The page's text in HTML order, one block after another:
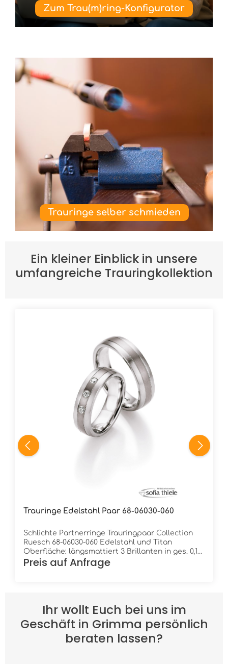
Zum Trau(m)ring-Konfigurator
Trauringe selber schmieden
Ein kleiner Einblick in unsere
umfangreiche Trauringkollektion
Trauringe Edelstahl Paar 68-06030-060
Schlichte Partnerringe Trauringpaar Collection
Ruesch 68-06030-060 Edelstahl und Titan
Oberfläche: längsmattiert 3 Brillanten in ges. 0,12
ct. W/Si Höhe: 2,2 mm Breite: 6,0 mm Ring innen:
leicht bombiert (gewölbt) Ring außen: leicht
Preis auf Anfrage
Ihr wollt Euch bei uns im
Geschäft in Grimma persönlich
beraten lassen?